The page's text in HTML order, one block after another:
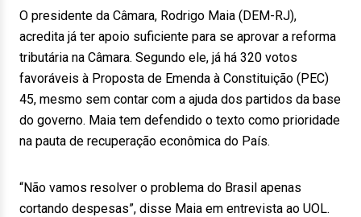
O presidente da Câmara, Rodrigo Maia (DEM-RJ),
acredita já ter apoio suficiente para se aprovar a reforma
tributária na Câmara. Segundo ele, já há 320 votos
favoráveis à Proposta de Emenda à Constituição (PEC)
45, mesmo sem contar com a ajuda dos partidos da base
do governo. Maia tem defendido o texto como prioridade
na pauta de recuperação econômica do País.
“Não vamos resolver o problema do Brasil apenas
cortando despesas”, disse Maia em entrevista ao UOL.